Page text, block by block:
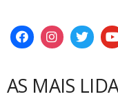
AS MAIS